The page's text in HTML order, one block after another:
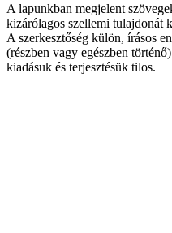
A lapunkban megjelent
kizárólagos szellemi tulajdonát
A szerkesztőség külön, írásos
(részben vagy egészben
kiadásuk és terjesztésük tilos.